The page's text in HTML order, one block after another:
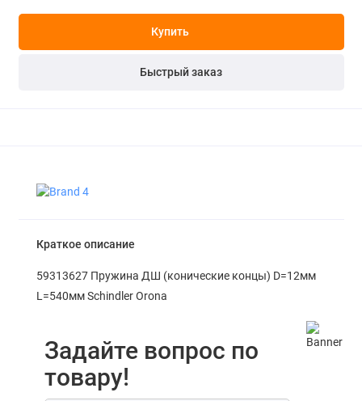
Купить
Быстрый заказ
Краткое описание
59313627 Пружина ДШ (конические концы) D=12мм
L=540мм Schindler Orona
Задайте вопрос по
товару!